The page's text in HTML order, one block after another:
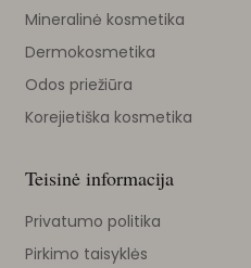
Mineralinė kosmetika
Dermokosmetika
Odos priežiūra
Korejietiška kosmetika
Teisinė informacija
Privatumo politika
Pirkimo taisyklės